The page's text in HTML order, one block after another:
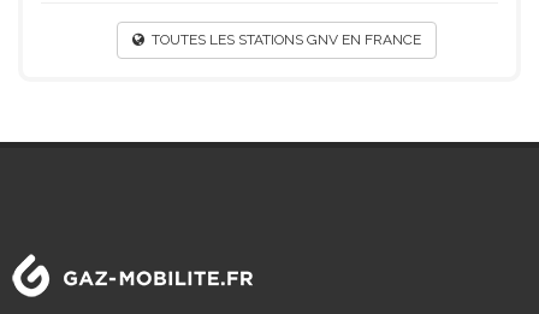
TOUTES LES STATIONS GNV EN FRANCE